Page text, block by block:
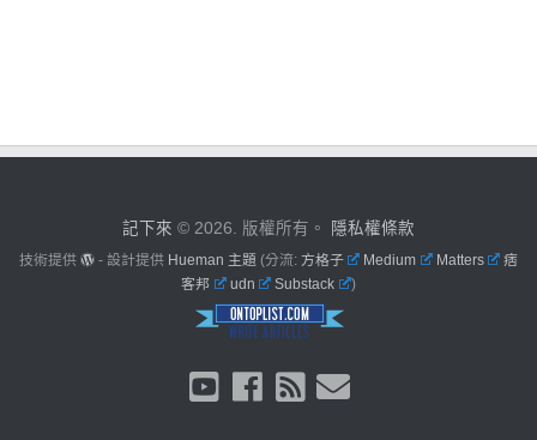
記下來 © 2026. 版權所有。 隱私權條款
技術提供 - 設計提供 Hueman 主題 (分流: 方格子 Medium Matters
痞
客邦
udn Substack )